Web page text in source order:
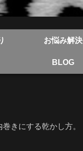
お悩み解決
BLOG
きにする乾かし方。